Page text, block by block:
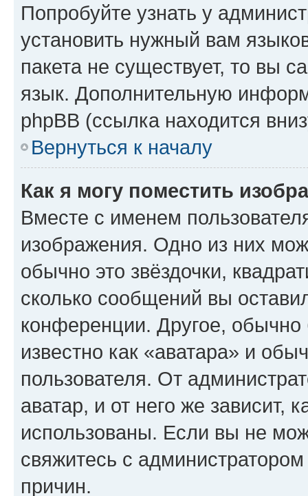
Попробуйте узнать у
установить нужный вам
пакета не существует, то вы
язык. Дополнительную
phpBB (ссылка находится
Вернуться к началу
Как я могу поместить
Вместе с именем
изображения. Одно из них
обычно это звёздочки,
сколько сообщений вы
конференции. Другое,
известно как «аватара» и
пользователя. От
аватар, и от него же зависит,
использованы. Если вы не
свяжитесь с
причин.